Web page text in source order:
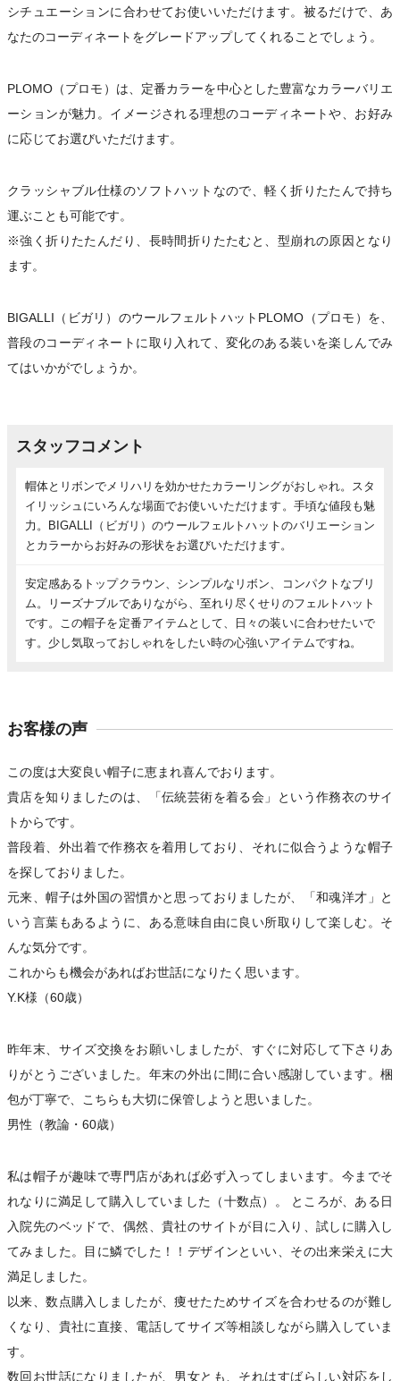
シチュエーションに合わせてお使いいただけます。被るだけで、あ
なたのコーディネートをグレードアップしてくれることでしょう。
PLOMO（プロモ）は、定番カラーを中心とした豊富なカラーバリエ
ーションが魅力。イメージされる理想のコーディネートや、お好み
に応じてお選びいただけます。
クラッシャブル仕様のソフトハットなので、軽く折りたたんで持ち
運ぶことも可能です。
※強く折りたたんだり、長時間折りたたむと、型崩れの原因となり
ます。
BIGALLI（ビガリ）のウールフェルトハットPLOMO（プロモ）を、
普段のコーディネートに取り入れて、変化のある装いを楽しんでみ
てはいかがでしょうか。
スタッフコメント
帽体とリボンでメリハリを効かせたカラーリングがおしゃれ。スタ
イリッシュにいろんな場面でお使いいただけます。手頃な値段も魅
力。BIGALLI（ビガリ）のウールフェルトハットのバリエーション
とカラーからお好みの形状をお選びいただけます。
安定感あるトップクラウン、シンプルなリボン、コンパクトなブリ
ム。リーズナブルでありながら、至れり尽くせりのフェルトハット
です。この帽子を定番アイテムとして、日々の装いに合わせたいで
す。少し気取っておしゃれをしたい時の心強いアイテムですね。
お客様の声
この度は大変良い帽子に恵まれ喜んでおります。
貴店を知りましたのは、「伝統芸術を着る会」という作務衣のサイ
トからです。
普段着、外出着で作務衣を着用しており、それに似合うような帽子
を探しておりました。
元来、帽子は外国の習慣かと思っておりましたが、「和魂洋才」と
いう言葉もあるように、ある意味自由に良い所取りして楽しむ。そ
んな気分です。
これからも機会があればお世話になりたく思います。
Y.K様（60歳）
昨年末、サイズ交換をお願いしましたが、すぐに対応して下さりあ
りがとうございました。年末の外出に間に合い感謝しています。梱
包が丁寧で、こちらも大切に保管しようと思いました。
男性（教論・60歳）
私は帽子が趣味で専門店があれば必ず入ってしまいます。今までそ
れなりに満足して購入していました（十数点）。 ところが、ある日
入院先のベッドで、偶然、貴社のサイトが目に入り、試しに購入し
てみました。目に鱗でした！！デザインといい、その出来栄えに大
満足しました。
以来、数点購入しましたが、痩せたためサイズを合わせるのが難し
くなり、貴社に直接、電話してサイズ等相談しながら購入していま
す。
数回お世話になりましたが、男女とも、それはすばらしい対応をし